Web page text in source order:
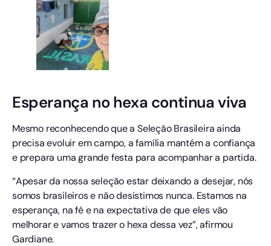
Esperança no hexa continua viva
Mesmo reconhecendo que a Seleção Brasileira ainda
precisa evoluir em campo, a família mantém a confiança
e prepara uma grande festa para acompanhar a partida.
“Apesar da nossa seleção estar deixando a desejar, nós
somos brasileiros e não desistimos nunca. Estamos na
esperança, na fé e na expectativa de que eles vão
melhorar e vamos trazer o hexa dessa vez”, afirmou
Gardiane.